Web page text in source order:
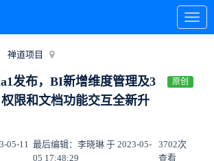
禅道项目
发布，BI新增维度管理及3
限和文档功能交互全新升
原创
05-11 最后编辑：李晓琳 于 2023-05-
05 17:48:29
3702次
查看